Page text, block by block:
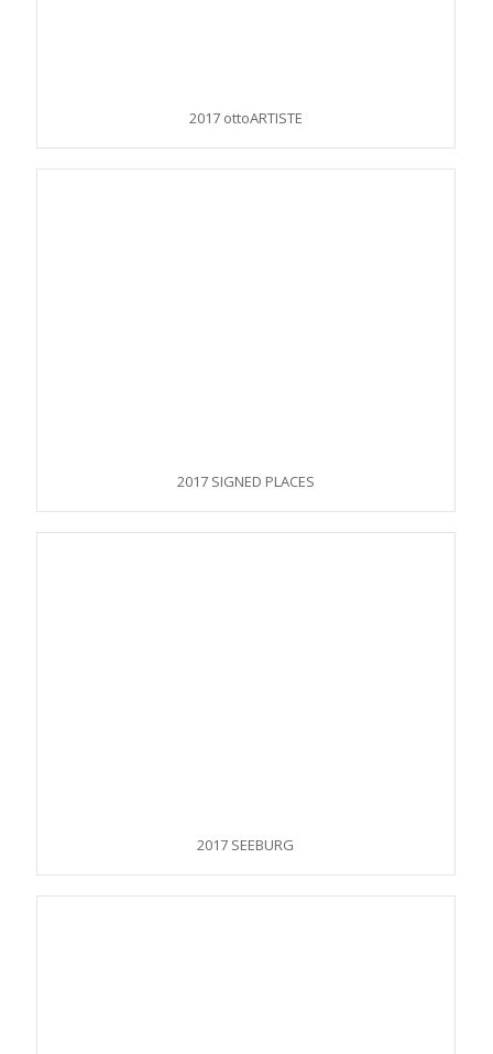
2017 ottoARTISTE
2017 SIGNED PLACES
2017 SEEBURG